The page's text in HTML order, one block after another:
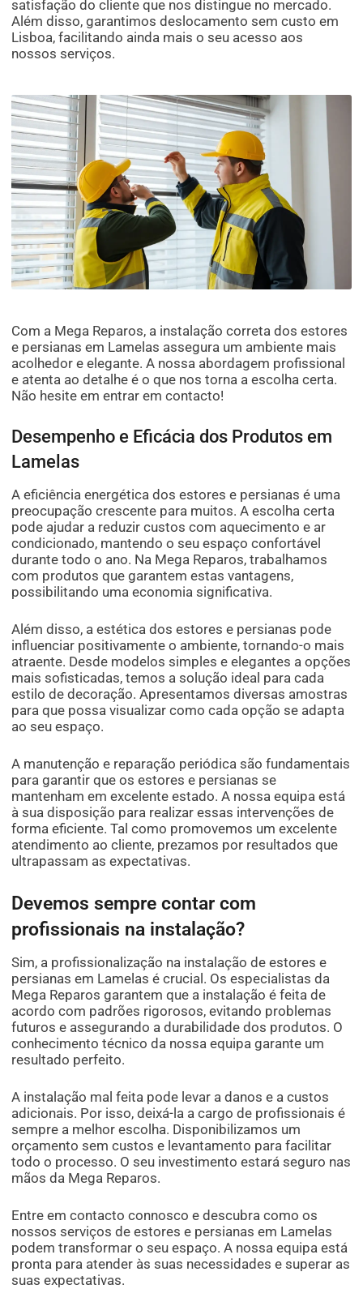
satisfação do cliente que nos distingue no mercado.
Além disso, garantimos deslocamento sem custo em
Lisboa, facilitando ainda mais o seu acesso aos
nossos serviços.
Com a Mega Reparos, a instalação correta dos estores
e persianas em Lamelas assegura um ambiente mais
acolhedor e elegante. A nossa abordagem profissional
e atenta ao detalhe é o que nos torna a escolha certa.
Não hesite em entrar em contacto!
Desempenho e Eficácia dos Produtos em
Lamelas
A eficiência energética dos estores e persianas é uma
preocupação crescente para muitos. A escolha certa
pode ajudar a reduzir custos com aquecimento e ar
condicionado, mantendo o seu espaço confortável
durante todo o ano. Na Mega Reparos, trabalhamos
com produtos que garantem estas vantagens,
possibilitando uma economia significativa.
Além disso, a estética dos estores e persianas pode
influenciar positivamente o ambiente, tornando-o mais
atraente. Desde modelos simples e elegantes a opções
mais sofisticadas, temos a solução ideal para cada
estilo de decoração. Apresentamos diversas amostras
para que possa visualizar como cada opção se adapta
ao seu espaço.
A manutenção e reparação periódica são fundamentais
para garantir que os estores e persianas se
mantenham em excelente estado. A nossa equipa está
à sua disposição para realizar essas intervenções de
forma eficiente. Tal como promovemos um excelente
atendimento ao cliente, prezamos por resultados que
ultrapassam as expectativas.
Devemos sempre contar com
profissionais na instalação?
Sim, a profissionalização na instalação de estores e
persianas em Lamelas é crucial. Os especialistas da
Mega Reparos garantem que a instalação é feita de
acordo com padrões rigorosos, evitando problemas
futuros e assegurando a durabilidade dos produtos. O
conhecimento técnico da nossa equipa garante um
resultado perfeito.
A instalação mal feita pode levar a danos e a custos
adicionais. Por isso, deixá-la a cargo de profissionais é
sempre a melhor escolha. Disponibilizamos um
orçamento sem custos e levantamento para facilitar
todo o processo. O seu investimento estará seguro nas
mãos da Mega Reparos.
Entre em contacto connosco e descubra como os
nossos serviços de estores e persianas em Lamelas
podem transformar o seu espaço. A nossa equipa está
pronta para atender às suas necessidades e superar as
suas expectativas.